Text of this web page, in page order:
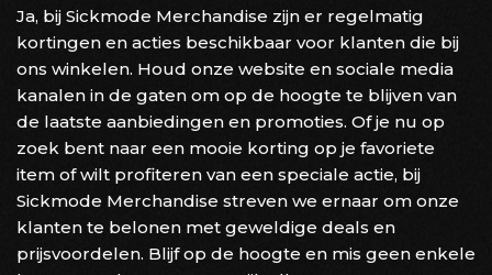
Ja, bij Sickmode Merchandise zijn er regelmatig
kortingen en acties beschikbaar voor klanten die bij
ons winkelen. Houd onze website en sociale media
kanalen in de gaten om op de hoogte te blijven van
de laatste aanbiedingen en promoties. Of je nu op
zoek bent naar een mooie korting op je favoriete
item of wilt profiteren van een speciale actie, bij
Sickmode Merchandise streven we ernaar om onze
klanten te belonen met geweldige deals en
prijsvoordelen. Blijf op de hoogte en mis geen enkele